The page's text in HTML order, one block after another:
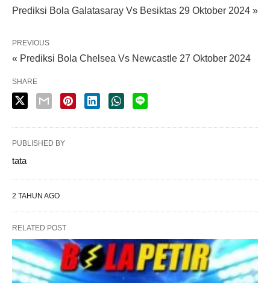
Prediksi Bola Galatasaray Vs Besiktas 29 Oktober 2024 »
PREVIOUS
« Prediksi Bola Chelsea Vs Newcastle 27 Oktober 2024
SHARE
PUBLISHED BY
tata
2 TAHUN AGO
RELATED POST